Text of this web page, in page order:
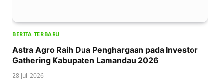
BERITA TERBARU
Astra Agro Raih Dua Penghargaan pada Investor
Gathering Kabupaten Lamandau 2026
28 Juli 2026